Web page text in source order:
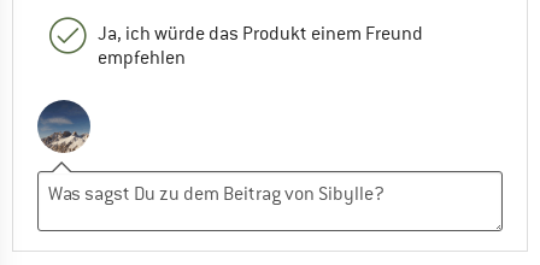
Ja, ich würde das Produkt einem Freund
empfehlen